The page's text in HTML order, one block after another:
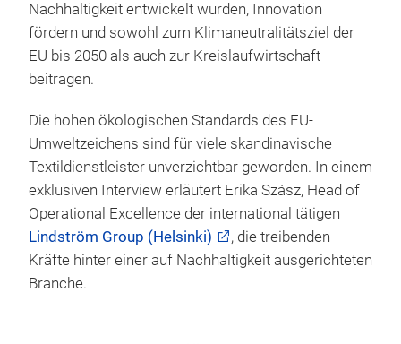
Nachhaltigkeit entwickelt wurden, Innovation
fördern und sowohl zum Klimaneutralitätsziel der
EU bis 2050 als auch zur Kreislaufwirtschaft
beitragen.
Die hohen ökologischen Standards des EU-
Umweltzeichens sind für viele skandinavische
Textildienstleister unverzichtbar geworden. In einem
exklusiven Interview erläutert Erika Szász, Head of
Operational Excellence der international tätigen
Lindström Group (Helsinki)
, die treibenden
Kräfte hinter einer auf Nachhaltigkeit ausgerichteten
Branche.